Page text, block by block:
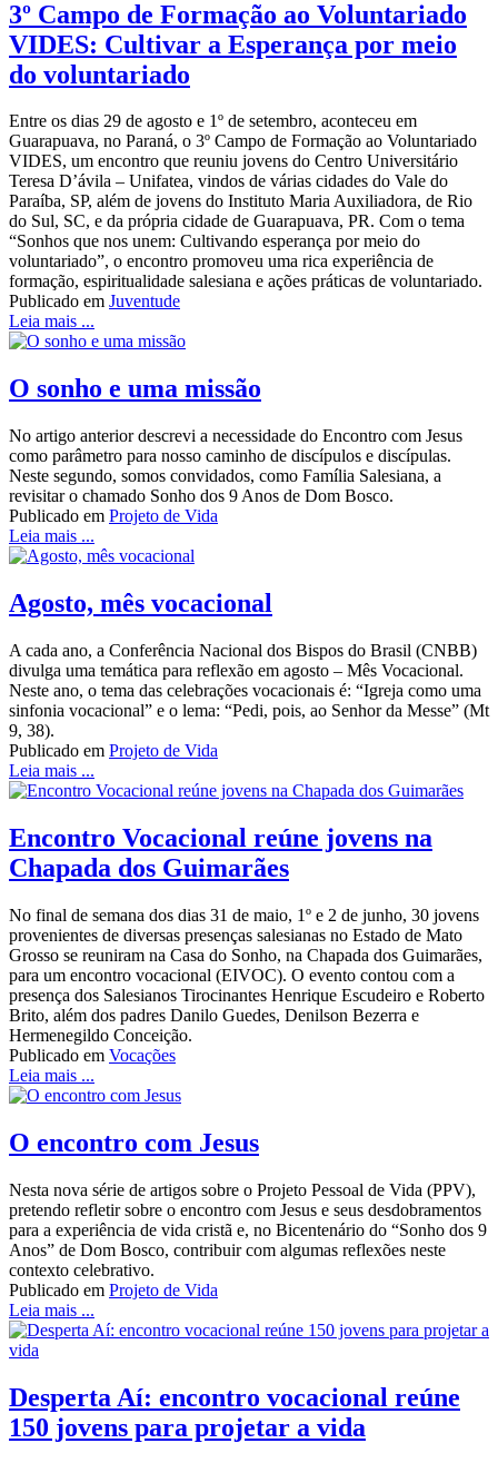
3º Campo de Formação ao Voluntariado
VIDES: Cultivar a Esperança por meio
do voluntariado
Entre os dias 29 de agosto e 1º de setembro, aconteceu em
Guarapuava, no Paraná, o 3º Campo de Formação ao Voluntariado
VIDES, um encontro que reuniu jovens do Centro Universitário
Teresa D’ávila – Unifatea, vindos de várias cidades do Vale do
Paraíba, SP, além de jovens do Instituto Maria Auxiliadora, de Rio
do Sul, SC, e da própria cidade de Guarapuava, PR. Com o tema
“Sonhos que nos unem: Cultivando esperança por meio do
voluntariado”, o encontro promoveu uma rica experiência de
formação, espiritualidade salesiana e ações práticas de voluntariado.
Publicado em Juventude
Leia mais ...
O sonho e uma missão
No artigo anterior descrevi a necessidade do Encontro com Jesus
como parâmetro para nosso caminho de discípulos e discípulas.
Neste segundo, somos convidados, como Família Salesiana, a
revisitar o chamado Sonho dos 9 Anos de Dom Bosco.
Publicado em Projeto de Vida
Leia mais ...
Agosto, mês vocacional
A cada ano, a Conferência Nacional dos Bispos do Brasil (CNBB)
divulga uma temática para reflexão em agosto – Mês Vocacional.
Neste ano, o tema das celebrações vocacionais é: “Igreja como uma
sinfonia vocacional” e o lema: “Pedi, pois, ao Senhor da Messe” (Mt
9, 38).
Publicado em Projeto de Vida
Leia mais ...
Encontro Vocacional reúne jovens na
Chapada dos Guimarães
No final de semana dos dias 31 de maio, 1º e 2 de junho, 30 jovens
provenientes de diversas presenças salesianas no Estado de Mato
Grosso se reuniram na Casa do Sonho, na Chapada dos Guimarães,
para um encontro vocacional (EIVOC). O evento contou com a
presença dos Salesianos Tirocinantes Henrique Escudeiro e Roberto
Brito, além dos padres Danilo Guedes, Denilson Bezerra e
Hermenegildo Conceição.
Publicado em Vocações
Leia mais ...
O encontro com Jesus
Nesta nova série de artigos sobre o Projeto Pessoal de Vida (PPV),
pretendo refletir sobre o encontro com Jesus e seus desdobramentos
para a experiência de vida cristã e, no Bicentenário do “Sonho dos 9
Anos” de Dom Bosco, contribuir com algumas reflexões neste
contexto celebrativo.
Publicado em Projeto de Vida
Leia mais ...
Desperta Aí: encontro vocacional reúne
150 jovens para projetar a vida